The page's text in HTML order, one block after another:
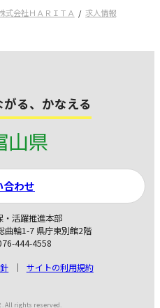
式会社ＨＡＲＩＴＡ
求人情報
る、かなえる
・活躍推進本部
曲輪1-7 県庁東別館2階
444-4558
サイトの利用規約
合わせ
. All rights reserved.